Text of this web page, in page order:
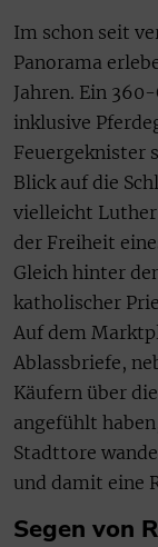
Im schon seit
Panorama
Jahren. Ein
inklusive
Feuergeknister
Blick auf die
vielleicht
der Freiheit
Gleich hinter
katholischer
Auf dem
Ablassbriefe,
Käufern über
angefühlt
Stadttore
und damit eine
Segen von